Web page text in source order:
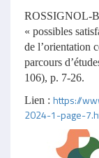
ROSSIGNOL-
« possibles
de l’orientation
parcours
106), p. 7-26.
Lien : https://
2024-1-page-